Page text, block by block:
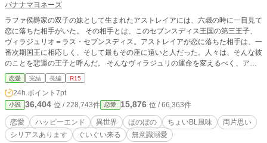
バナナマヨネーズ
ラファ侯爵家の双子の妹として生まれたアストレイアには、六歳の時に一目見て
恋に落ちた相手がいた。 その相手とは、このセブンスディス王国の第三王子、
ヴィラジュリオ＝ラス・セブンスディス。アストレイアが恋に落ちた相手は、一
番次期国王に相応しく、そして最もその座に遠いと人だった。人々は、そんな彼
のことを悲運の王子と呼んだ。 そんなヴィラジュリの運命を変えるべく、アス
トレイアはその持ちうる全てを持って立ち向かうのだ。 その結果が、裏切りと
離別だとしても。 この物語は、好きになった人の幸せのために必死に頑張る元
侯爵令嬢と、好きになった人に伝えたくても伝えられない想いを抱えた第三王子
の長い長いすれ違いの末に幸せを掴む、そんな恋の物語。 ※序盤に物語の展開
上BLっぽい？BLに見せかけた？BLな展開がありますが、この物語は間違いなく
男女間での恋愛物語です。 全35話 ※R18版をムーンライトノベルズ様で掲載中
です。
恋愛 完結 長編 R15
24h.ポイント 7pt
小説 36,404 位 / 228,743件 恋愛 15,876 位 / 66,363件
恋愛 ハッピーエンド 異世界 ほのぼの ちょいBL風味
両片思い
シリアスあります
ぐいぐい来る 無意識溺愛